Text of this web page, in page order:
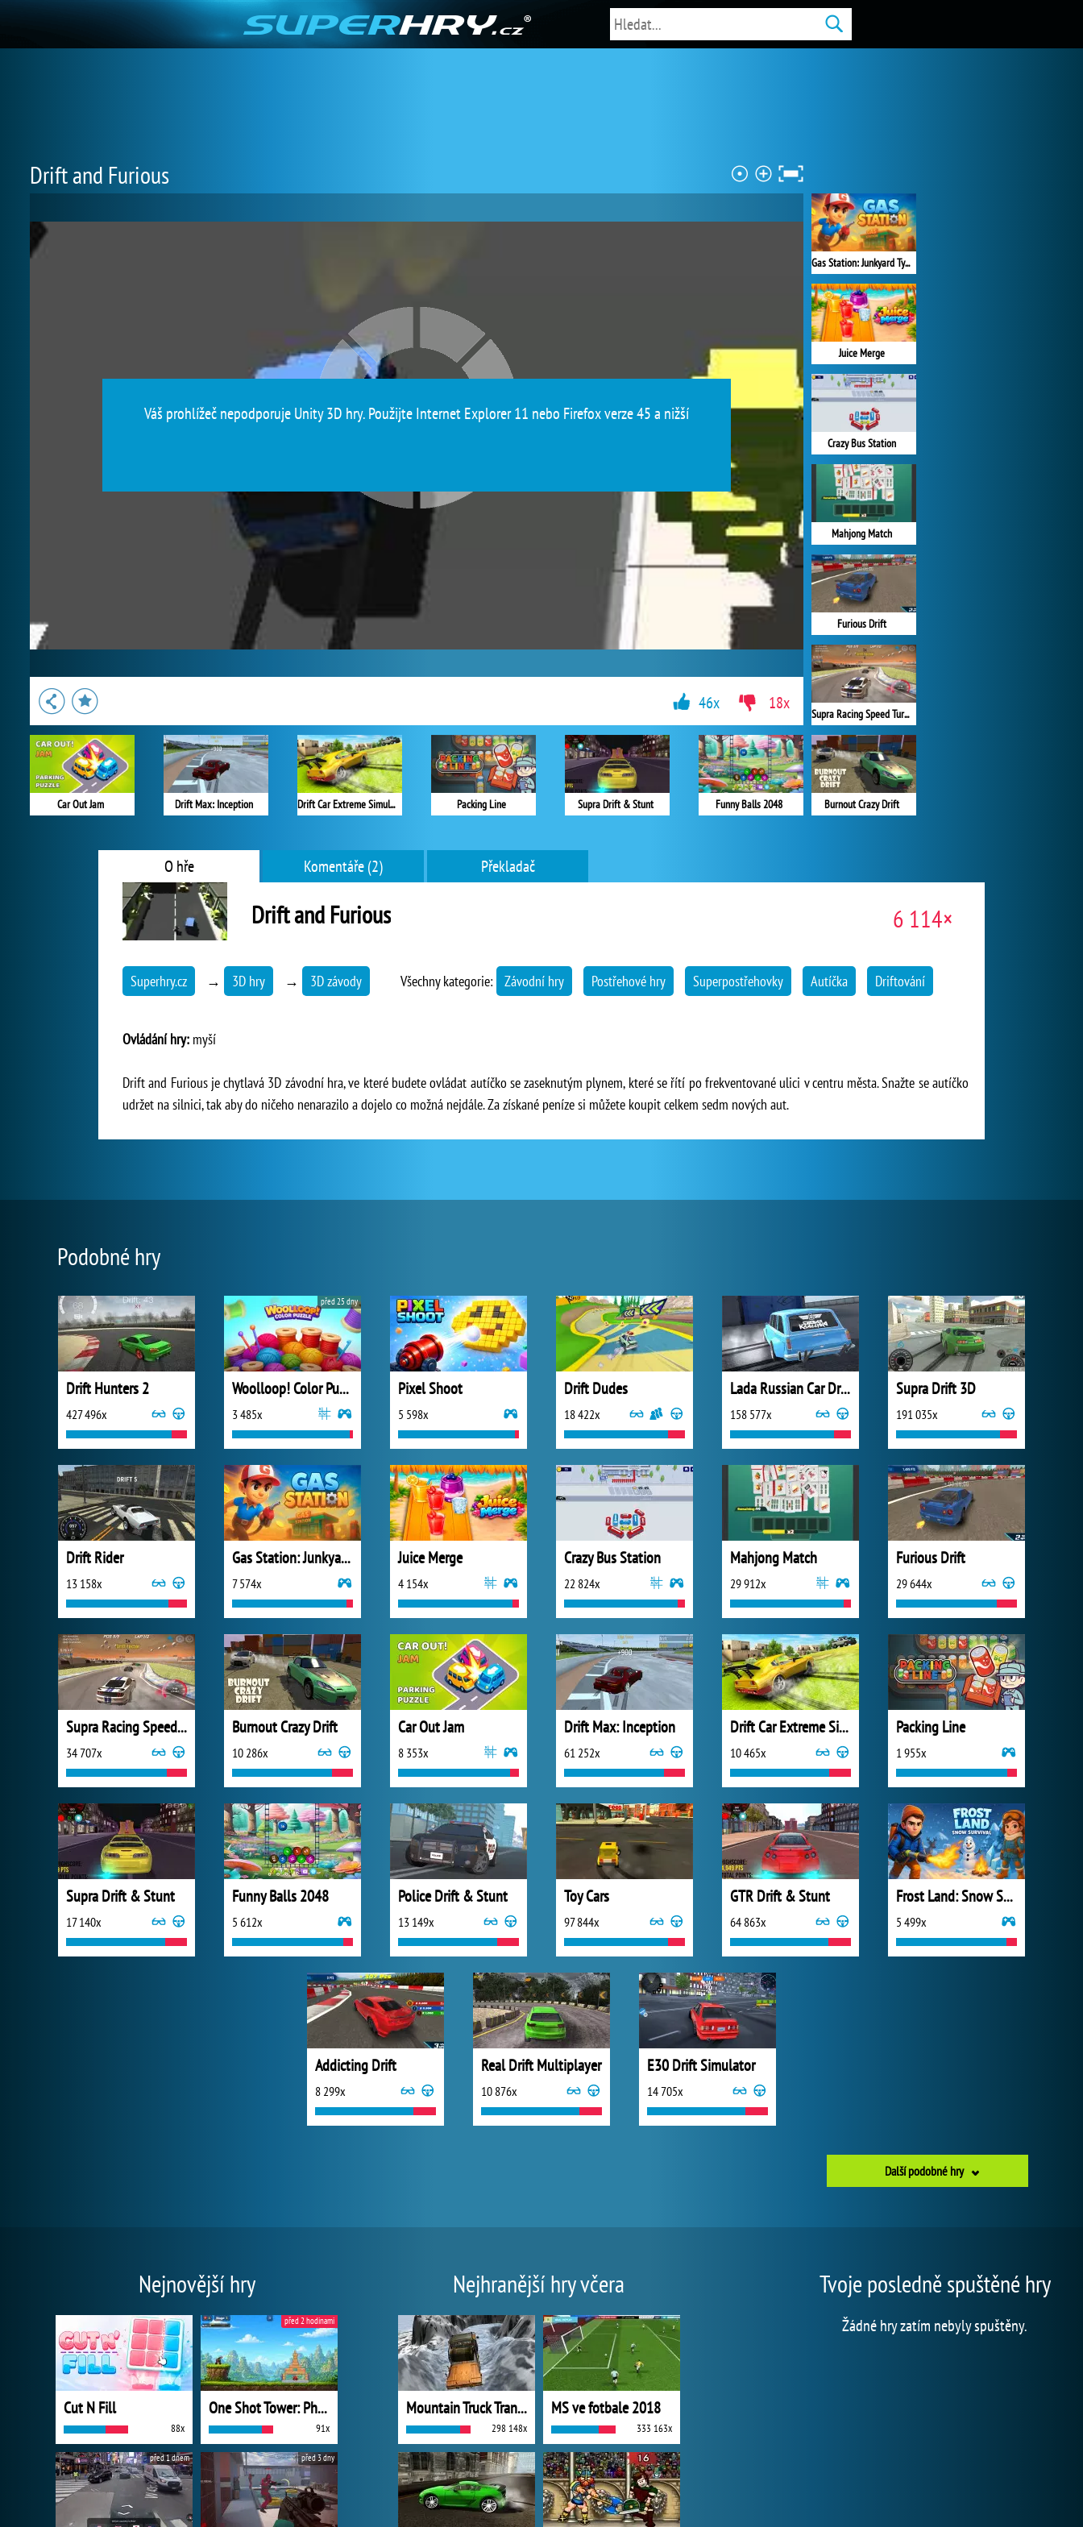
Drift and Furious
Váš prohlížeč nepodporuje Unity 3D hry. Použijte Internet Explorer 11 nebo Firefox verze 45 a nižší
Gas Station: Junkyard Tycoon
Juice Merge
Crazy Bus Station
Mahjong Match
Furious Drift
Supra Racing Speed Turbo Drift
Burnout Crazy Drift
Car Out Jam Drift Max: Inception Drift Car Extreme Simulator Packing Line Supra Drift & Stunt Funny Balls 2048
46x 18x
O hře Komentáře (2) Překladač
Drift and Furious 6 114×
Superhry.cz → 3D hry → 3D závody Všechny kategorie: Závodní hry Postřehové hry Superpostřehovky Autíčka Driftování
Ovládání hry: myší
Drift and Furious je chytlavá 3D závodní hra, ve které budete ovládat autíčko se zaseknutým plynem, které se řítí po frekventované ulici v centru města. Snažte se autíčko
udržet na silnici, tak aby do ničeho nenarazilo a dojelo co možná nejdále. Za získané peníze si můžete koupit celkem sedm nových aut.
Podobné hry
Drift Hunters 2
427 496x
Woolloop! Color Puzzle
3 485x
před 25 dny
Pixel Shoot
5 598x
Drift Dudes
18 422x
Lada Russian Car Drift
158 577x
Supra Drift 3D
191 035x
Drift Rider
13 158x
Gas Station: Junkyard Tycoon
7 574x
Juice Merge
4 154x
Crazy Bus Station
22 824x
Mahjong Match
29 912x
Furious Drift
29 644x
Supra Racing Speed Turbo Drift
34 707x
Burnout Crazy Drift
10 286x
Car Out Jam
8 353x
Drift Max: Inception
61 252x
Drift Car Extreme Simulator
10 465x
Packing Line
1 955x
Supra Drift & Stunt
17 140x
Funny Balls 2048
5 612x
Police Drift & Stunt
13 149x
Toy Cars
97 844x
GTR Drift & Stunt
64 863x
Frost Land: Snow Survival
5 499x
Addicting Drift
8 299x
Real Drift Multiplayer
10 876x
E30 Drift Simulator
14 705x
Další podobné hry
Nejnovější hry
Cut N Fill
88x
One Shot Tower: Physics Destroyer
91x
před 2 hodinami
před 1 dnem před 3 dny
Nejhranější hry včera
Mountain Truck Transport
298 148x
MS ve fotbale 2018
333 163x
Tvoje posledně spuštěné hry
Žádné hry zatím nebyly spuštěny.